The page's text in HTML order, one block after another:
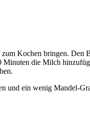
Kochen bringen.
die Milch
und ein wenig Mandel-